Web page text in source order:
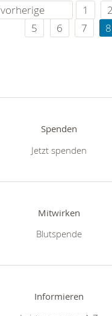
vorherige 1 2
5
6 7 8
Spenden
Jetzt spenden
Mitwirken
Blutspende
Informieren